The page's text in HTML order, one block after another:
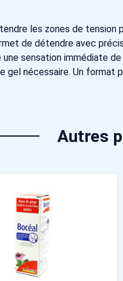
les zones de tension
de détendre avec
sensation immédiate
gel nécessaire. Un format
Autres